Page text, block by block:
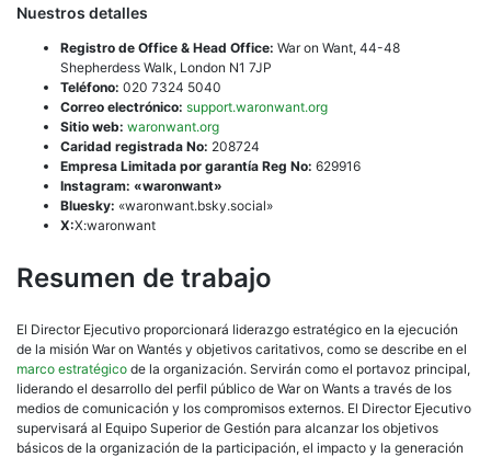
Nuestros detalles
Registro de Office & Head Office: War on Want, 44-48
Shepherdess Walk, London N1 7JP
Teléfono: 020 7324 5040
Correo electrónico: support.waronwant.org
Sitio web: waronwant.org
Caridad registrada No: 208724
Empresa Limitada por garantía Reg No: 629916
Instagram: «waronwant»
Bluesky: «waronwant.bsky.social»
X:X:waronwant
Resumen de trabajo
El Director Ejecutivo proporcionará liderazgo estratégico en la ejecución
de la misión War on Wantés y objetivos caritativos, como se describe en el
marco estratégico de la organización. Servirán como el portavoz principal,
liderando el desarrollo del perfil público de War on Wants a través de los
medios de comunicación y los compromisos externos. El Director Ejecutivo
supervisará al Equipo Superior de Gestión para alcanzar los objetivos
básicos de la organización de la participación, el impacto y la generación